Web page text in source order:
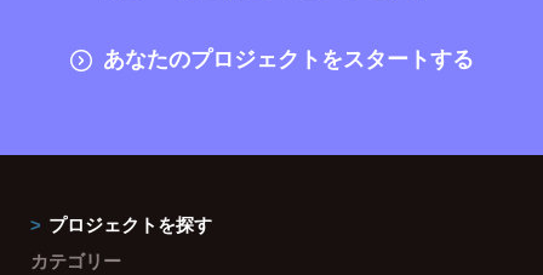
あなたのプロジェクトをスタートする
プロジェクトを探す
カテゴリー